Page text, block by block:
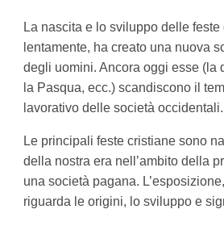
La nascita e lo sviluppo delle feste
lentamente, ha creato una nuova
degli uomini. Ancora oggi esse (la
la Pasqua, ecc.) scandiscono il
lavorativo delle società occidentali.
Le principali feste cristiane sono
della nostra era nell’ambito della
una società pagana.
riguarda le origini, lo sviluppo e